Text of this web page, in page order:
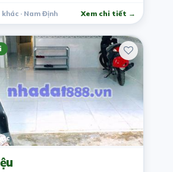
· Nam Định Xem chi tiết →